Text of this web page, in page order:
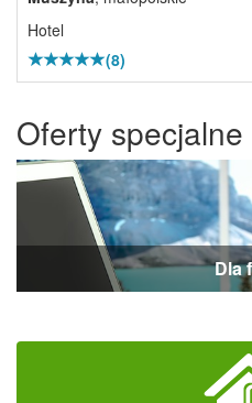
Hotel
(8)
Oferty specjalne
Dla